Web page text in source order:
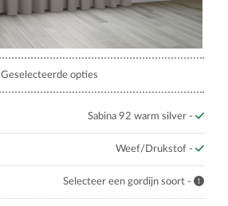
Geselecteerde opties
Sabina 92 warm silver -
Weef/Drukstof -
Selecteer een gordijn soort -